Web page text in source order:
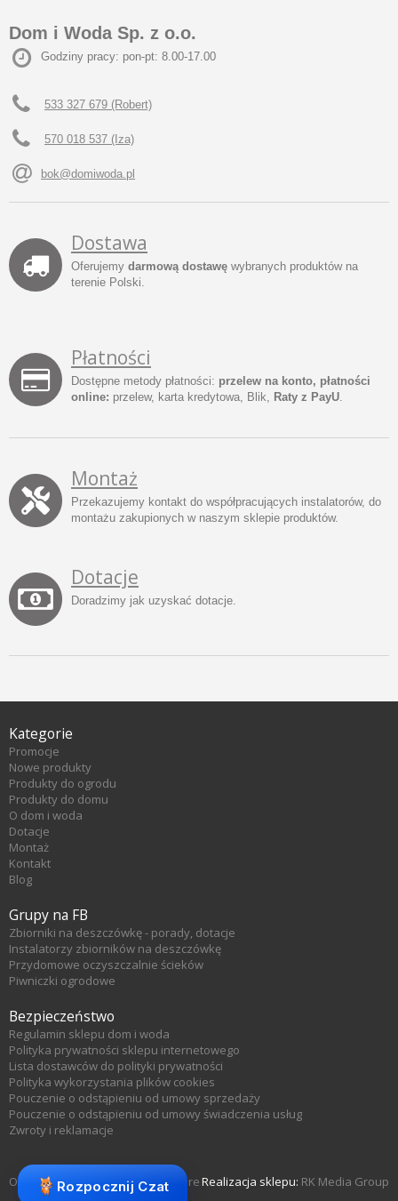
Dom i Woda Sp. z o.o.
Godziny pracy: pon-pt: 8.00-17.00
533 327 679 (Robert)
570 018 537 (Iza)
bok@domiwoda.pl
Dostawa
Oferujemy darmową dostawę wybranych produktów na
terenie Polski.
Płatności
Dostępne metody płatności: przelew na konto, płatności
online: przelew, karta kredytowa, Blik, Raty z PayU.
Montaż
Przekazujemy kontakt do współpracujących instalatorów, do
montażu zakupionych w naszym sklepie produktów.
Dotacje
Doradzimy jak uzyskać dotacje.
Kategorie
Promocje
Nowe produkty
Produkty do ogrodu
Produkty do domu
O dom i woda
Dotacje
Montaż
Kontakt
Blog
Grupy na FB
Zbiorniki na deszczówkę - porady, dotacje
Instalatorzy zbiorników na deszczówkę
Przydomowe oczyszczalnie ścieków
Piwniczki ogrodowe
Bezpieczeństwo
Regulamin sklepu dom i woda
Polityka prywatności sklepu internetowego
Lista dostawców do polityki prywatności
Polityka wykorzystania plików cookies
Pouczenie o odstąpieniu od umowy sprzedaży
Pouczenie o odstąpieniu od umowy świadczenia usług
Zwroty i reklamacje
Realizacja sklepu: RK Media Group
Oprogramowanie sklepu KQS.store
Rozpocznij Czat